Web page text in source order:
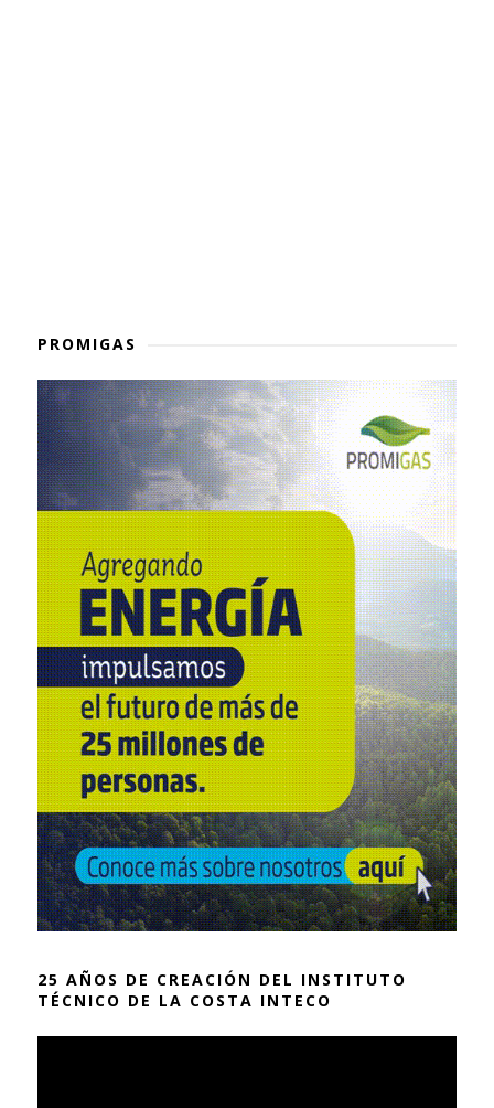
PROMIGAS
25 AÑOS DE CREACIÓN DEL INSTITUTO
TÉCNICO DE LA COSTA INTECO